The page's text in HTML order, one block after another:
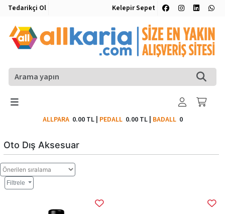
Tedarikçi Ol Kelepir Sepet
ALLPARA 0.00 TL| PEDALL 0.00 TL| BADALL0
Oto Dış Aksesuar
Filtrele